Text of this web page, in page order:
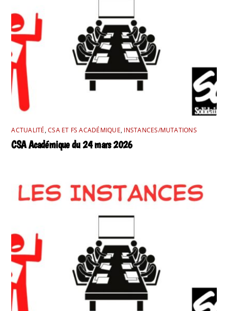
ACTUALITÉ,CSA ET FS ACADÉMIQUE, INSTANCES/MUTATIONS
CSA Académique du 24 mars 2026